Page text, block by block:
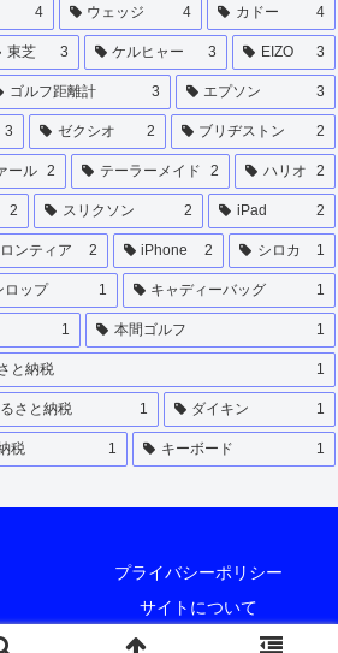
4 ウェッジ 4 カドー 4
東芝 3 ケルヒャー 3 EIZO 3
ゴルフ距離計 3 エプソン 3
3 ゼクシオ 2 ブリヂストン 2
ール 2 テーラーメイド 2 ハリオ 2
2 スリクソン 2 iPad 2
ンティア 2 iPhone 2 シロカ 1
ロップ 1 キャディーバッグ 1
1 本間ゴルフ 1
と納税 1
さと納税 1 ダイキン 1
税 1 キーボード 1
プライバシーポリシー
サイトについて